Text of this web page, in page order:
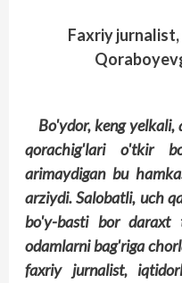
Faxriy
Bo'ydor, keng yelkali,
qorachig'lari o'tkir
arimaydigan bu
arziydi. Salobatli, uch
bo'y-basti bor daraxt
odamlarni bag'riga
faxriy jurnalist,